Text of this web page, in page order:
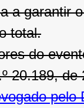
a garantir
total.
do
20.189, de
pelo